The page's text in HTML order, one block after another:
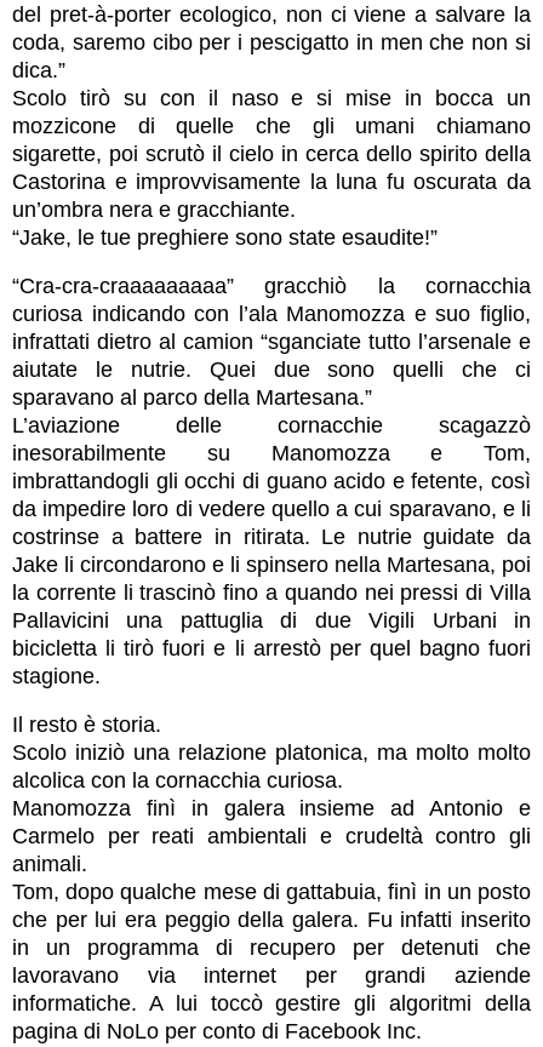
del pret-à-porter ecologico, non ci viene a salvare la
coda, saremo cibo per i pescigatto in men che non si
dica.”
Scolo tirò su con il naso e si mise in bocca un
mozzicone di quelle che gli umani chiamano
sigarette, poi scrutò il cielo in cerca dello spirito della
Castorina e improvvisamente la luna fu oscurata da
un’ombra nera e gracchiante.
“Jake, le tue preghiere sono state esaudite!”
“Cra-cra-craaaaaaaaa” gracchiò la cornacchia
curiosa indicando con l’ala Manomozza e suo figlio,
infrattati dietro al camion “sganciate tutto l’arsenale e
aiutate le nutrie. Quei due sono quelli che ci
sparavano al parco della Martesana.”
L’aviazione delle cornacchie scagazzò
inesorabilmente su Manomozza e Tom,
imbrattandogli gli occhi di guano acido e fetente, così
da impedire loro di vedere quello a cui sparavano, e li
costrinse a battere in ritirata. Le nutrie guidate da
Jake li circondarono e li spinsero nella Martesana, poi
la corrente li trascinò fino a quando nei pressi di Villa
Pallavicini una pattuglia di due Vigili Urbani in
bicicletta li tirò fuori e li arrestò per quel bagno fuori
stagione.
Il resto è storia.
Scolo iniziò una relazione platonica, ma molto molto
alcolica con la cornacchia curiosa.
Manomozza finì in galera insieme ad Antonio e
Carmelo per reati ambientali e crudeltà contro gli
animali.
Tom, dopo qualche mese di gattabuia, finì in un posto
che per lui era peggio della galera. Fu infatti inserito
in un programma di recupero per detenuti che
lavoravano via internet per grandi aziende
informatiche. A lui toccò gestire gli algoritmi della
pagina di NoLo per conto di Facebook Inc.